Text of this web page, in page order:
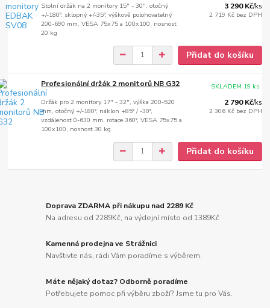
Stolní držák na 2 monitory 15" - 30", otočný
+/-180°, sklopný +/-35°, výškově polohovatelný
200-690 mm, VESA 75x75 a 100x100, nosnost
20 kg
3 290 Kč/ks
2 719 Kč bez DPH
Přidat do košíku
Profesionální držák 2 monitorů NB G32
Držák pro 2 monitory 17" - 32", výška 200-520
mm, otočný +/-180°, náklon +85° / -30°,
vzdálenost 0-630 mm, rotace 360°, VESA 75x75 a
100x100, nosnost 30 kg
2 790 Kč/ks
2 306 Kč bez DPH
SKLADEM 19 ks
Přidat do košíku
Doprava ZDARMA při nákupu nad 2289 Kč
Na adresu od 2289Kč, na výdejní místo od 1389Kč
Kamenná prodejna ve Strážnici
Navštivte nás, rádi Vám poradíme s výběrem.
Máte nějaký dotaz? Odborně poradíme
Potřebujete pomoc při výběru zboží? Jsme tu pro Vás.